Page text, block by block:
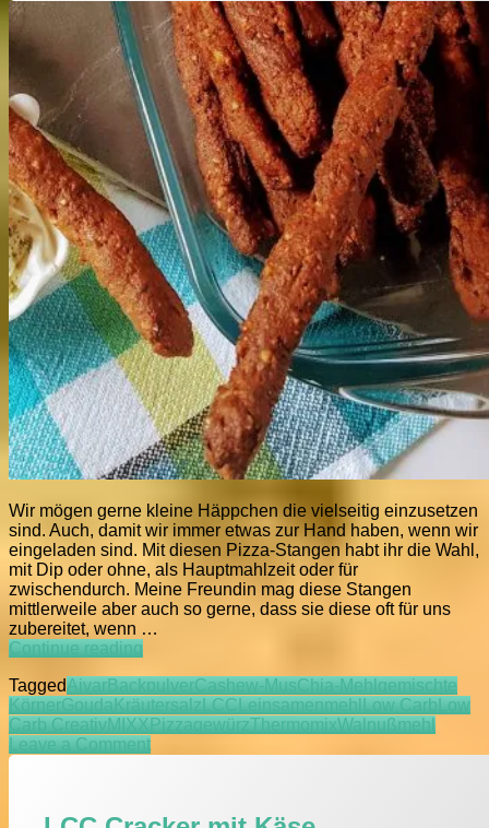
Wir mögen gerne kleine Häppchen die vielseitig einzusetzen
sind. Auch, damit wir immer etwas zur Hand haben, wenn wir
eingeladen sind. Mit diesen Pizza-Stangen habt ihr die Wahl,
mit Dip oder ohne, als Hauptmahlzeit oder für
zwischendurch. Meine Freundin mag diese Stangen
mittlerweile aber auch so gerne, dass sie diese oft für uns
zubereitet, wenn …
Continue readingLCC
Stangen
TaggedAjvarBackpulverCashew-MusChia-Mehlgemischte
KörnerGoudaKräutersalzLCCLeinsamenmehlLow CarbLow
Carb CreativMIXXPizzagewürzThermomixWalnußmehl
Leave a Commenton